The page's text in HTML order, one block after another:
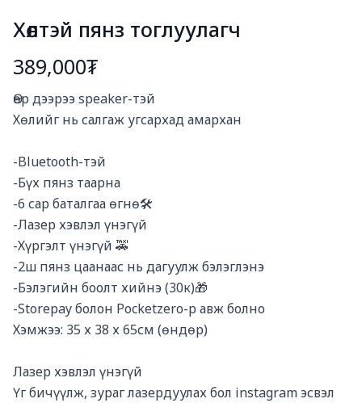
Хөлтэй пянз тоглуулагч
389,000₮
Өөр дээрээ speaker-тэй
Хөлийг нь салгаж угсархад амархан
-Bluetooth-тэй
-Бүх пянз таарна
-6 сар баталгаа өгнө🛠️
-Лазер хэвлэл үнэгүй
-Хүргэлт үнэгүй 🚕
-2ш пянз цаанаас нь дагуулж бэлэглэнэ
-Бэлэгийн боолт хийнэ (30к)🎁
-Storepay болон Pocketzero-р авж болно
Хэмжээ: 35 х 38 х 65см (өндөр)
Лазер хэвлэл үнэгүй
Үг бичүүлж, зураг лазердуулах бол instagram эсвэл